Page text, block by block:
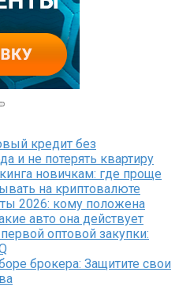
кредит без
и не потерять квартиру
новичкам: где проще
на криптовалюте
2026: кому положена
авто она действует
оптовой закупки:
брокера: Защитите свои